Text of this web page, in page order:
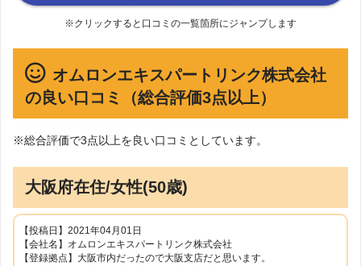
※クリックすると口コミの一覧箇所にジャンプします
オムロンエキスパートリンク株式会社
の良い口コミ（総合評価3点以上）
※総合評価で3点以上を良い口コミとしています。
大阪府在住/女性(50歳)
【投稿日】2021年04月01日
【会社名】オムロンエキスパートリンク株式会社
【登録拠点】大阪市内だったので大阪支店だと思います。